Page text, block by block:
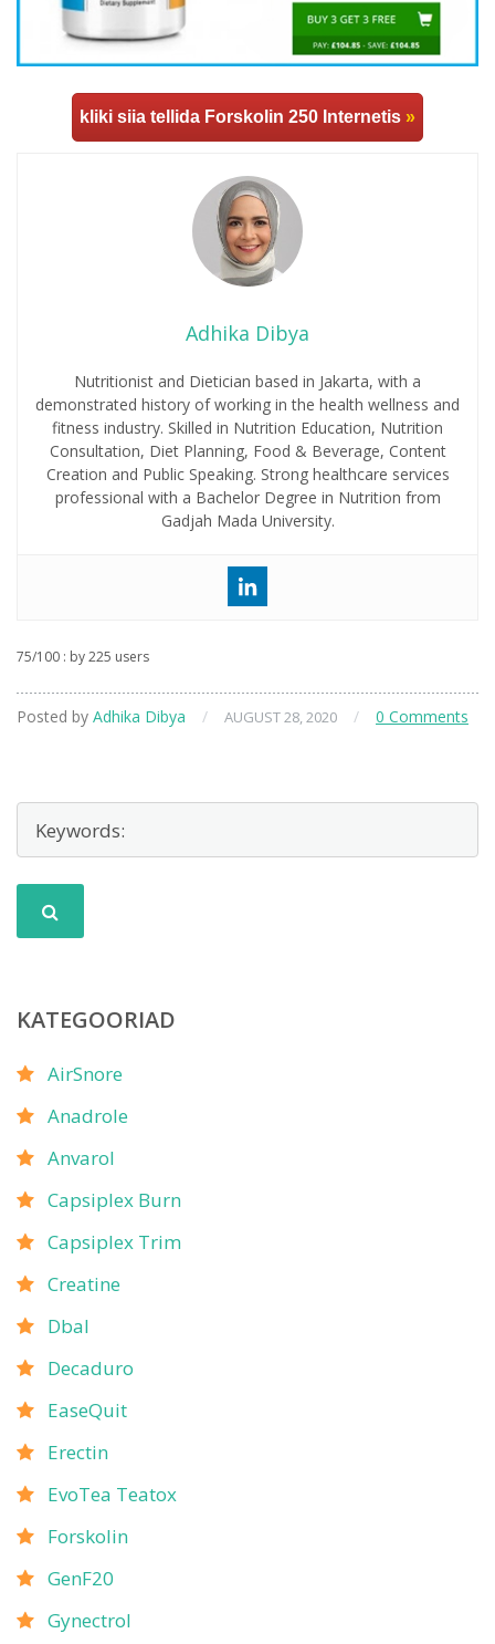
kliki siia tellida Forskolin 250 Internetis »
Adhika Dibya
Nutritionist and Dietician based in Jakarta, with a
demonstrated history of working in the health wellness and
fitness industry. Skilled in Nutrition Education, Nutrition
Consultation, Diet Planning, Food & Beverage, Content
Creation and Public Speaking. Strong healthcare services
professional with a Bachelor Degree in Nutrition from
Gadjah Mada University.
75/100 : by225 users
Posted by Adhika Dibya / AUGUST 28, 2020 / 0 Comments
KATEGOORIAD
AirSnore
Anadrole
Anvarol
Capsiplex Burn
Capsiplex Trim
Creatine
Dbal
Decaduro
EaseQuit
Erectin
EvoTea Teatox
Forskolin
GenF20
Gynectrol